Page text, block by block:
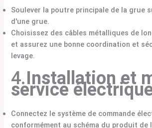
Soulever la poutre principale de la grue
d'une grue.
Choisissez des câbles métalliques de
et assurez une bonne coordination et
levage.
4.Installation et
service
Connectez le système de commande
conformément au schéma du produit de